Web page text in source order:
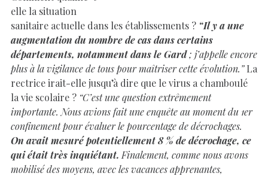
elle la situation
sanitaire actuelle dans les établissements ? “Il y a une
augmentation du nombre de cas dans certains
départements, notamment dans le Gard; j’appelle encore
plus à la vigilance de tous pour maîtriser cette évolution.”La
rectrice irait-elle jusqu’à dire que le virus a chamboulé
la vie scolaire ? “C’est une question extrêmement
importante. Nous avions fait une enquête au moment du 1er
confinement pour évaluer le pourcentage de décrochages.
On avait mesuré potentiellement 8 % de décrochage, ce
qui était très inquiétant. Finalement, comme nous avons
mobilisé des moyens, avec les vacances apprenantes,